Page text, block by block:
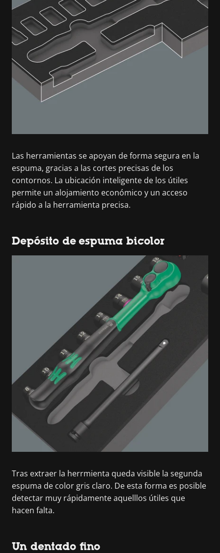
Las herramientas se apoyan de forma segura en la
espuma, gracias a las cortes precisas de los
contornos. La ubicación inteligente de los útiles
permite un alojamiento económico y un acceso
rápido a la herramienta precisa.
Depósito de espuma bicolor
Tras extraer la herrmienta queda visible la segunda
espuma de color gris claro. De esta forma es posible
detectar muy rápidamente aquelllos útiles que
hacen falta.
Un dentado fino